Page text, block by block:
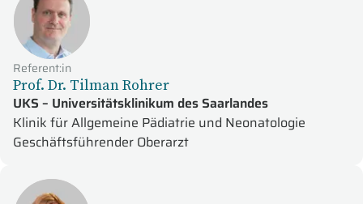
Referent:in
Prof. Dr. Tilman Rohrer
UKS – Universitätsklinikum des Saarlandes
Klinik für Allgemeine Pädiatrie und Neonatologie
Geschäftsführender Oberarzt